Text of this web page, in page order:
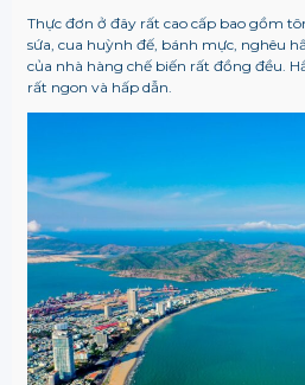
Thực đơn ở đây rất cao cấp bao gồm
sứa, cua huỳnh đế, bánh mực, nghêu
của nhà hàng chế biến rất đồng đều.
rất ngon và hấp dẫn.